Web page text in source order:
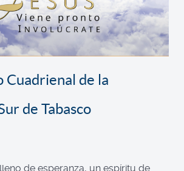
Cuadrienal de la
de Tabasco
de esperanza, un espíritu de